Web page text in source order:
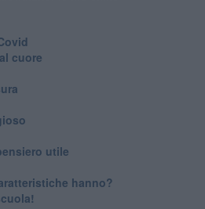
cuore
utile
hanno?